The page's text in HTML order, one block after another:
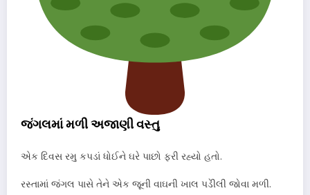
જંગલમાં મળી અજાણી વસ્તુ
એક દિવસ રમુ કપડાં ધોઈને ઘરે પાછો ફરી રહ્યો હતો.
રસ્તામાં જંગલ પાસે તેને એક જૂની વાઘની ખાલ પડીેલી જોવા મળી.